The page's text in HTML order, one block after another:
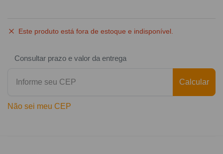
Este produto está fora de estoque e indisponível.
Consultar prazo e valor da entrega
Calcular
Não sei meu CEP